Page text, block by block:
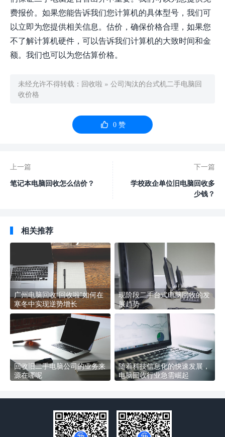
费报价。如果您能告诉我们您计算机的具体型号，我们可
以立即为您提供相关信息。估价，确保价格合理，如果您
不了解计算机硬件，可以告诉我们计算机的大致时间和金
额。我们也可以为您估算价格。
未经允许不得转载： 回收啦 » 公司淘汰的台式机二手电脑回
收价格
 0赞
上一篇
笔记本电脑回收怎么估价？
下一篇
学校政企单位旧电脑回收多
少钱？
相关推荐
广州电脑回收“回收啦”如何在
寒冬中实现逆势增长
现阶段二手台式电脑回收的发
展趋势
回收旧二手电脑公司的业务来
源在哪呢
随着科技信息化的快速发展，
电脑回收行业急需崛起